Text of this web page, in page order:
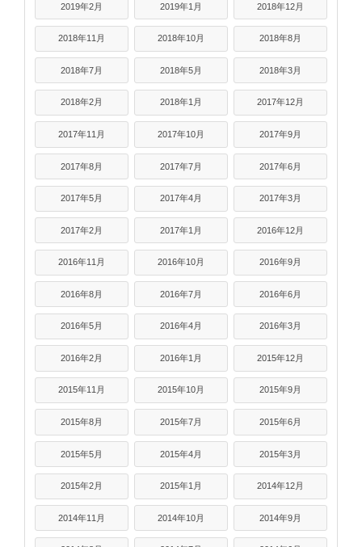
2019年2月 2019年1月 2018年12月
2018年11月 2018年10月 2018年8月
2018年7月 2018年5月 2018年3月
2018年2月 2018年1月 2017年12月
2017年11月 2017年10月 2017年9月
2017年8月 2017年7月 2017年6月
2017年5月 2017年4月 2017年3月
2017年2月 2017年1月 2016年12月
2016年11月 2016年10月 2016年9月
2016年8月 2016年7月 2016年6月
2016年5月 2016年4月 2016年3月
2016年2月 2016年1月 2015年12月
2015年11月 2015年10月 2015年9月
2015年8月 2015年7月 2015年6月
2015年5月 2015年4月 2015年3月
2015年2月 2015年1月 2014年12月
2014年11月 2014年10月 2014年9月